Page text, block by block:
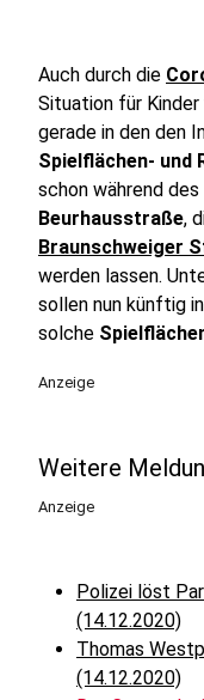
Auch durch die
Situation für
gerade in den den
Spielflächen- und
schon während
Beurhausstraße,
Braunschweiger
werden lassen.
sollen nun künftig
solche
Anzeige
Weitere
Anzeige
Polizei löst
(14.12.2020)
Thomas
(14.12.2020)